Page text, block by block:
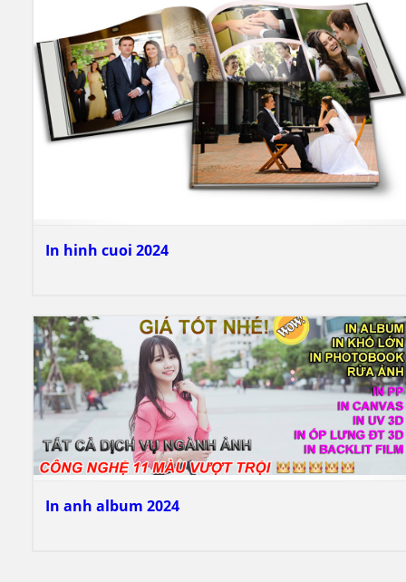
In hinh cuoi 2024
In anh album 2024